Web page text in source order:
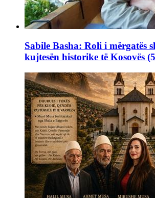
Sabile Basha: Roli i mërgatës
kujtesën historike të Kosovës